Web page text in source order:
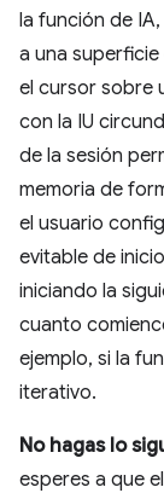
la función de
a una
el cursor sobre
con la IU
de la sesión
memoria de
el usuario
evitable de
iniciando la
cuanto
ejemplo, si la
iterativo.
No hagas lo
esperes a que